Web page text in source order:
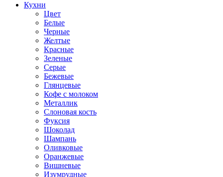
Кухни
Цвет
Белые
Черные
Желтые
Красные
Зеленые
Серые
Бежевые
Глянцевые
Кофе с молоком
Металлик
Слоновая кость
Фуксия
Шоколад
Шампань
Оливковые
Оранжевые
Вишневые
Изумрудные